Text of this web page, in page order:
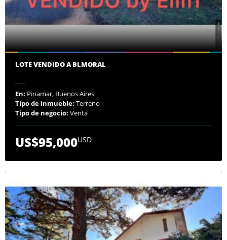
LOTE VENDIDO A BLMORAL
En: Pinamar, Buenos Aires
Tipo de inmueble: Terreno
Tipo de negocio: Venta
US$95,000USD